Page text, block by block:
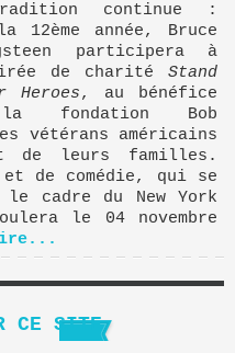
continue :
12ème année, Bruce
participera à
de charité Stand
Heroes, au bénéfice
fondation Bob
vétérans américains
de leurs familles.
de comédie, qui se
cadre du New York
le 04 novembre
CE SITE